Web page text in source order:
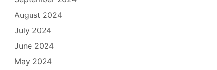
August 2024
July 2024
June 2024
May 2024